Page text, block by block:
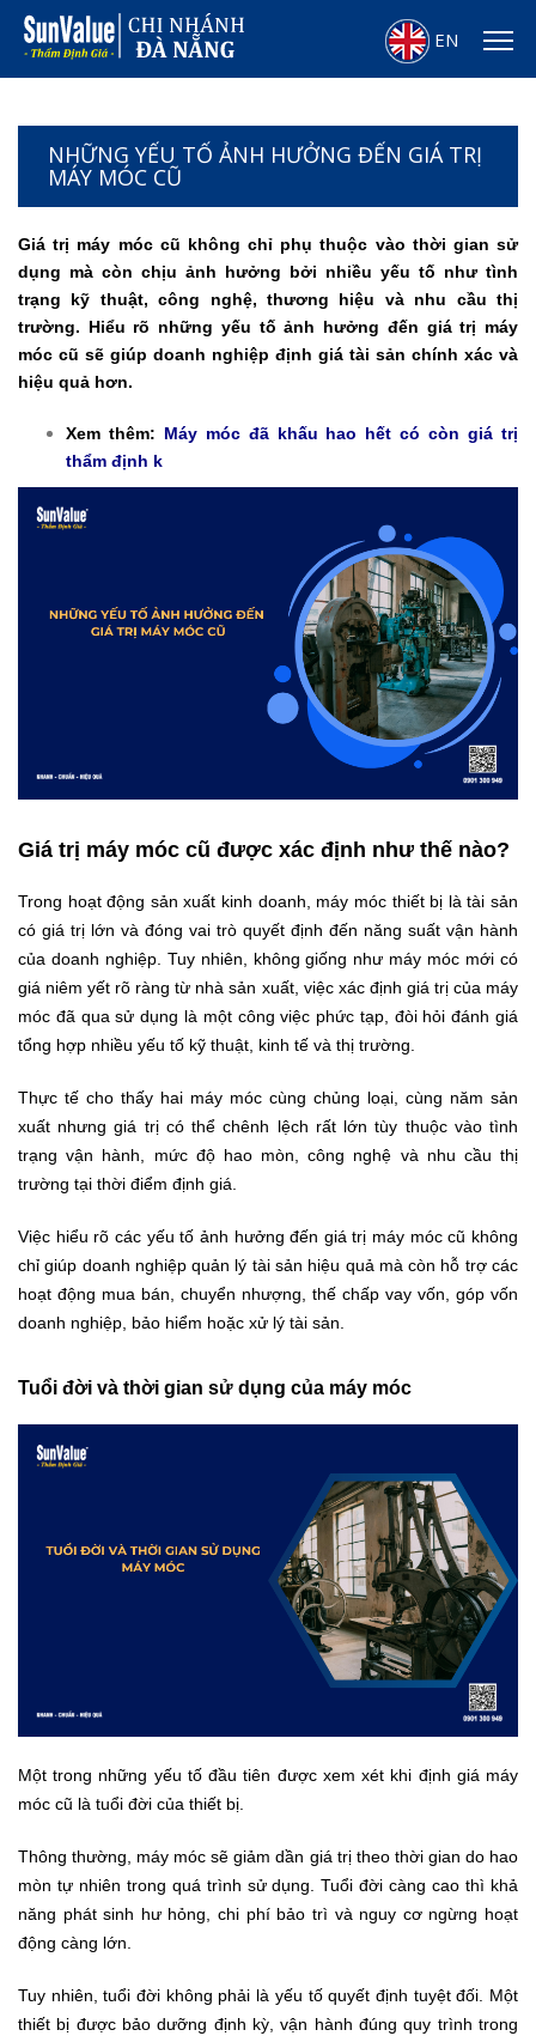
EN
NHỮNG YẾU TỐ ẢNH HƯỞNG ĐẾN GIÁ TRỊ
MÁY MÓC CŨ
Giá trị máy móc cũ không chỉ phụ thuộc vào thời gian sử
dụng mà còn chịu ảnh hưởng bởi nhiều yếu tố như tình
trạng kỹ thuật, công nghệ, thương hiệu và nhu cầu thị
trường. Hiểu rõ những yếu tố ảnh hưởng đến giá trị máy
móc cũ sẽ giúp doanh nghiệp định giá tài sản chính xác và
hiệu quả hơn.
Xem thêm: Máy móc đã khấu hao hết có còn giá trị
thẩm định k
Giá trị máy móc cũ được xác định như thế nào?
Trong hoạt động sản xuất kinh doanh, máy móc thiết bị là tài sản
có giá trị lớn và đóng vai trò quyết định đến năng suất vận hành
của doanh nghiệp. Tuy nhiên, không giống như máy móc mới có
giá niêm yết rõ ràng từ nhà sản xuất, việc xác định giá trị của máy
móc đã qua sử dụng là một công việc phức tạp, đòi hỏi đánh giá
tổng hợp nhiều yếu tố kỹ thuật, kinh tế và thị trường.
Thực tế cho thấy hai máy móc cùng chủng loại, cùng năm sản
xuất nhưng giá trị có thể chênh lệch rất lớn tùy thuộc vào tình
trạng vận hành, mức độ hao mòn, công nghệ và nhu cầu thị
trường tại thời điểm định giá.
Việc hiểu rõ các yếu tố ảnh hưởng đến giá trị máy móc cũ không
chỉ giúp doanh nghiệp quản lý tài sản hiệu quả mà còn hỗ trợ các
hoạt động mua bán, chuyển nhượng, thế chấp vay vốn, góp vốn
doanh nghiệp, bảo hiểm hoặc xử lý tài sản.
Tuổi đời và thời gian sử dụng của máy móc
Một trong những yếu tố đầu tiên được xem xét khi định giá máy
móc cũ là tuổi đời của thiết bị.
Thông thường, máy móc sẽ giảm dần giá trị theo thời gian do hao
mòn tự nhiên trong quá trình sử dụng. Tuổi đời càng cao thì khả
năng phát sinh hư hỏng, chi phí bảo trì và nguy cơ ngừng hoạt
động càng lớn.
Tuy nhiên, tuổi đời không phải là yếu tố quyết định tuyệt đối. Một
thiết bị được bảo dưỡng định kỳ, vận hành đúng quy trình trong